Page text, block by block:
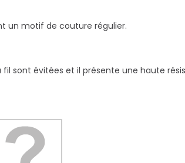
un motif de couture régulier.
sont évitées et il présente une haute